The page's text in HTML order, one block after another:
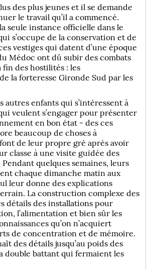
des plus jeunes et il se demande
le travail qu’il a commencé.
seule instance officielle dans le
s’occupe de la conservation et de
vestiges qui datent d’une époque
Médoc ont dû subir des combats
fin des hostilités : les
la forteresse Gironde Sud par les
autres enfants qui s’intéressent à
veulent s’engager pour présenter
en bon état - des ces
beaucoup de choses à
de leur propre gré après avoir
classe à une visite guidée des
Pendant quelques semaines, leurs
chaque dimanche matin aux
leur donne des explications
La construction complexe des
détails des installations pour
l’alimentation et bien sûr les
qu’on n’acquiert
de concentration et de mémoire.
des détails jusqu’au poids des
double battant qui fermaient les